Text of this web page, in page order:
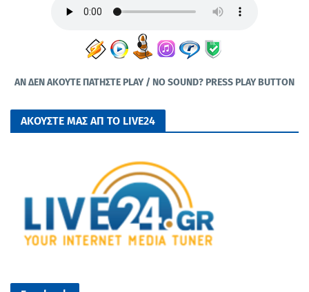
ΑΝ ΔΕΝ ΑΚΟΥΤΕ ΠΑΤΗΣΤΕ PLAY / NO SOUND? PRESS PLAY BUTTON
ΑΚΟΥΣΤΕ ΜΑΣ ΑΠ ΤΟ LIVE24